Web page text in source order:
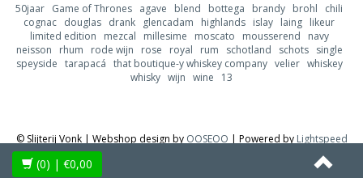
50jaar Game of Thrones agave blend bottega brandy brohl
chili
cognac douglas drank glencadam highlands islay laing likeur
limited edition
mezcal millesime moscato mousserend
navy
neisson
rhum rode wijn rose royal rum schotland schots
single
speyside tarapacá that boutique-y whiskey company velier whiskey
whisky wijn wine 13
© Slijterij Vonk | Webshop design by OOSEOO | Powered by Lightspeed
(0) | €0,00